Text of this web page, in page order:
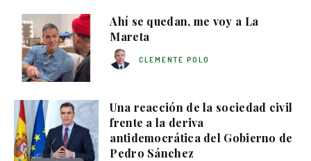
Ahí se quedan, me voy a La
Mareta
CLEMENTE POLO
Una reacción de la sociedad civil
frente a la deriva
antidemocrática del Gobierno de
Pedro Sánchez